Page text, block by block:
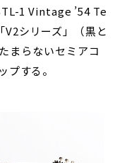
1 Vintage ’54 Te
シリーズ」（黒と
まらないセミアコ
する。